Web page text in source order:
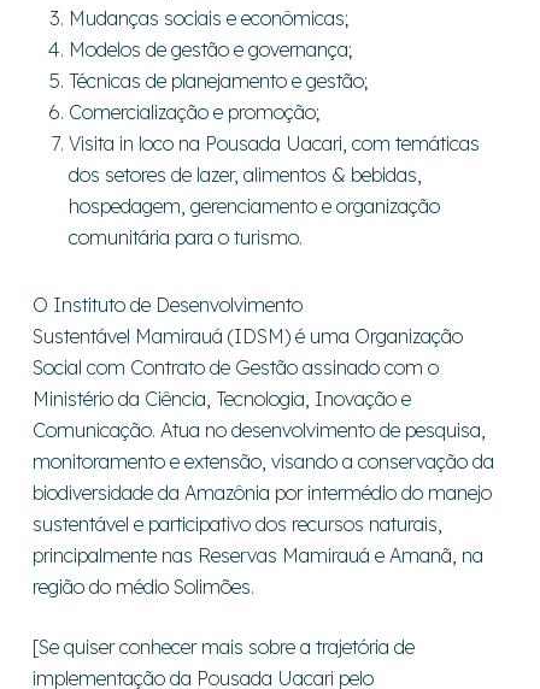
Mudanças sociais e econômicas;
Modelos de gestão e governança;
Técnicas de planejamento e gestão;
Comercialização e promoção;
Visita in loco na Pousada Uacari, com temáticas
dos setores de lazer, alimentos & bebidas,
hospedagem, gerenciamento e organização
comunitária para o turismo.
O Instituto de Desenvolvimento
Sustentável Mamirauá (IDSM) é uma Organização
Social com Contrato de Gestão assinado com o
Ministério da Ciência, Tecnologia, Inovação e
Comunicação. Atua no desenvolvimento de pesquisa,
monitoramento e extensão, visando a conservação da
biodiversidade da Amazônia por intermédio do manejo
sustentável e participativo dos recursos naturais,
principalmente nas Reservas Mamirauá e Amanã, na
região do médio Solimões.
[Se quiser conhecer mais sobre a trajetória de
implementação da Pousada Uacari pelo